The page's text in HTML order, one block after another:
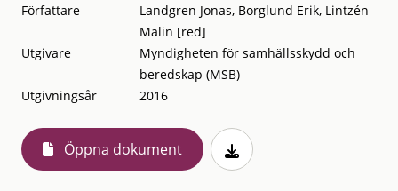
Författare
Landgren Jonas, Borglund Erik, Lintzén
Malin [red]
Utgivare
Myndigheten för samhällsskydd och
beredskap (MSB)
Utgivningsår
2016
Öppna dokument